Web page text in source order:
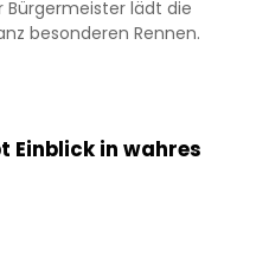
Bürgermeister lädt die
besonderen Rennen.
Einblick in wahres